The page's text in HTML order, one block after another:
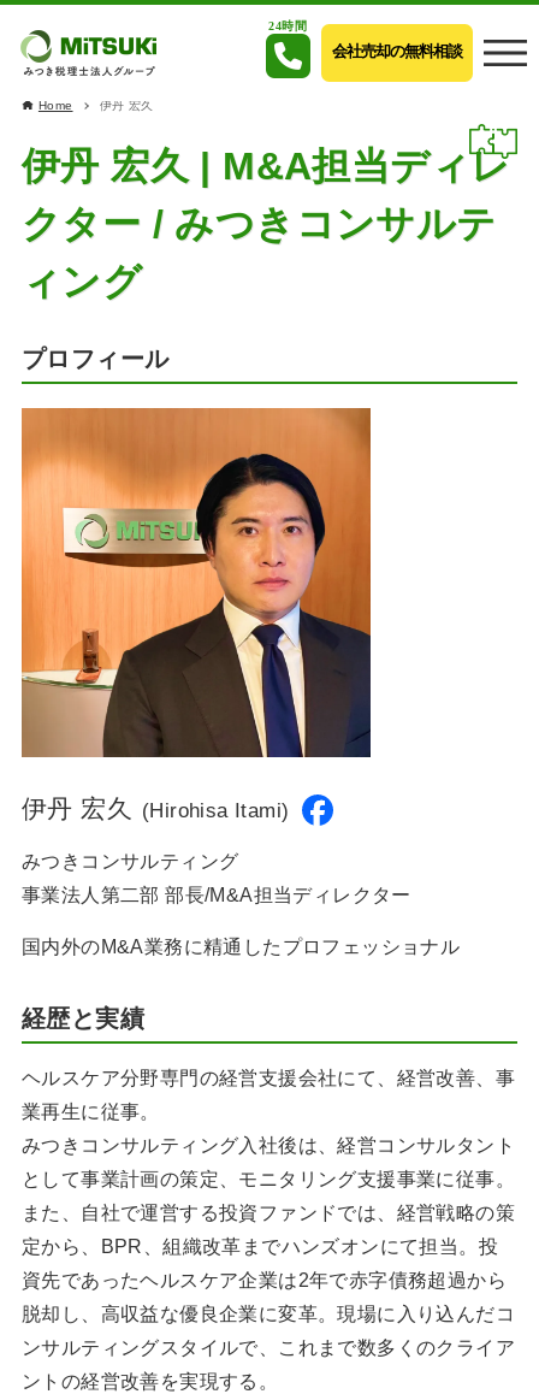
24時間
会社売却の無料相談
Home 伊丹 宏久
伊丹 宏久 | M&A担当ディレ
クター / みつきコンサルテ
ィング
プロフィール
伊丹 宏久 (Hirohisa Itami)
みつきコンサルティング
事業法人第二部 部長/M&A担当ディレクター
国内外のM&A業務に精通したプロフェッショナル
経歴と実績
ヘルスケア分野専門の経営支援会社にて、経営改善、事
業再生に従事。
みつきコンサルティング入社後は、経営コンサルタント
として事業計画の策定、モニタリング支援事業に従事。
また、自社で運営する投資ファンドでは、経営戦略の策
定から、BPR、組織改革までハンズオンにて担当。投
資先であったヘルスケア企業は2年で赤字債務超過から
脱却し、高収益な優良企業に変革。現場に入り込んだコ
ンサルティングスタイルで、これまで数多くのクライア
ントの経営改善を実現する。